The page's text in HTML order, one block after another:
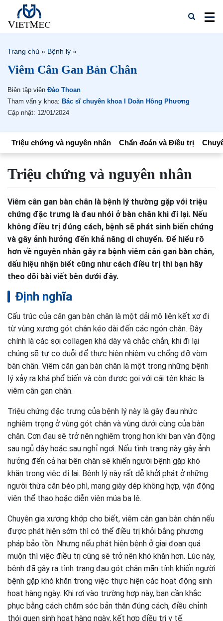
Trang chủ » Bệnh lý »
Viêm Cân Gan Bàn Chân
Biên tập viên Đào Thoan
Tham vấn y khoa: Bác sĩ chuyên khoa I Doãn Hồng Phương
Cập nhật: 12/01/2024
Triệu chứng và nguyên nhân Chẩn đoán và Điều trị
Triệu chứng và nguyên nhân
Viêm cân gan bàn chân là bệnh lý thường gặp với triệu
chứng đặc trưng là đau nhói ở bàn chân khi đi lại. Nếu
không điều trị đúng cách, bệnh sẽ phát sinh biến chứng
và gây ảnh hưởng đến khả năng di chuyển. Để hiểu rõ
hơn về nguyên nhân gây ra bệnh viêm cân gan bàn chân,
dấu hiệu nhận biết cũng như cách điều trị thì bạn hãy
theo dõi bài viết bên dưới đây.
Định nghĩa
Cấu trúc của cân gan bàn chân là một dải mô liên kết xơ đi
từ vùng xương gót chân kéo dài đến các ngón chân. Đây
chính là các sợi collagen khá dày và chắc chắn, khi đi lại
chúng sẽ tự co duỗi để thực hiện nhiệm vụ chống đỡ vòm
bàn chân. Viêm cân gan bàn chân là một trong những bệnh
lý xảy ra khá phổ biến và còn được gọi với cái tên khác là
viêm cân gan chân.
Triệu chứng đặc trưng của bệnh lý này là gây đau nhức
nghiêm trọng ở vùng gót chân và vùng dưới cùng của bàn
chân. Cơn đau sẽ trở nên nghiêm trọng hơn khi bạn vận động
sau ngủ dậy hoặc sau nghỉ ngơi. Nếu tình trạng này gây ảnh
hưởng đến cả hai bên chân sẽ khiến người bệnh gặp khó
khăn trong việc đi lại. Bệnh lý này rất dễ khởi phát ở những
người thừa cân béo phì, mang giày dép không hợp, vận động
viên thể thao hoặc diễn viên múa ba lê.
Chuyên gia xương khớp cho biết, viêm cân gan bàn chân nếu
được phát hiện sớm thì có thể điều trị khỏi bằng phương
pháp bảo tồn. Nhưng nếu phát hiện bệnh ở giai đoạn quá
muộn thì việc điều trị cũng sẽ trở nên khó khăn hơn. Lúc này,
bệnh đã gây ra tình trạng đau gót chân mãn tính khiến người
bệnh gặp khó khăn trong việc thực hiện các hoạt động sinh
hoạt hàng ngày. Khi rơi vào trường hợp này, bạn cần khắc
phục bằng cách chăm sóc bản thân đúng cách, điều chỉnh
thói quen sinh hoạt hàng ngày, kết hợp điều trị y tế.